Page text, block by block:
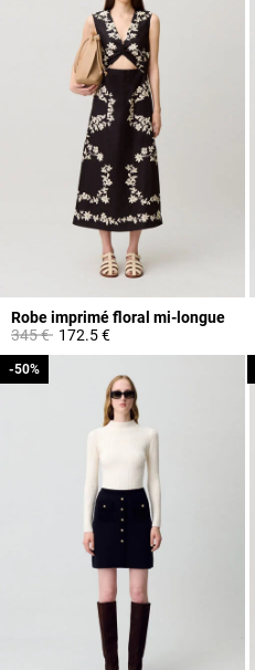
Robe imprimé floral mi-longue
Prix réduit à partir de
345 €à172.5 €
-50%
-50%